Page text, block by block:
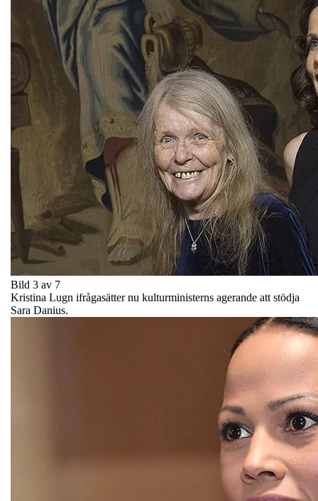
Bild 3 av 7
Kristina Lugn ifrågasätter nu kulturministerns agerande att stödja
Sara Danius.